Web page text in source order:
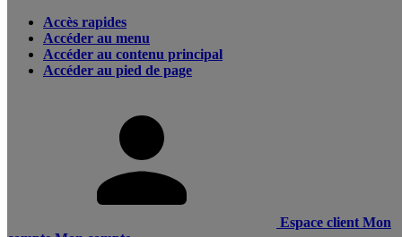
Accès rapides
Accéder au menu
Accéder au contenu principal
Accéder au pied de page
Espace client Mon